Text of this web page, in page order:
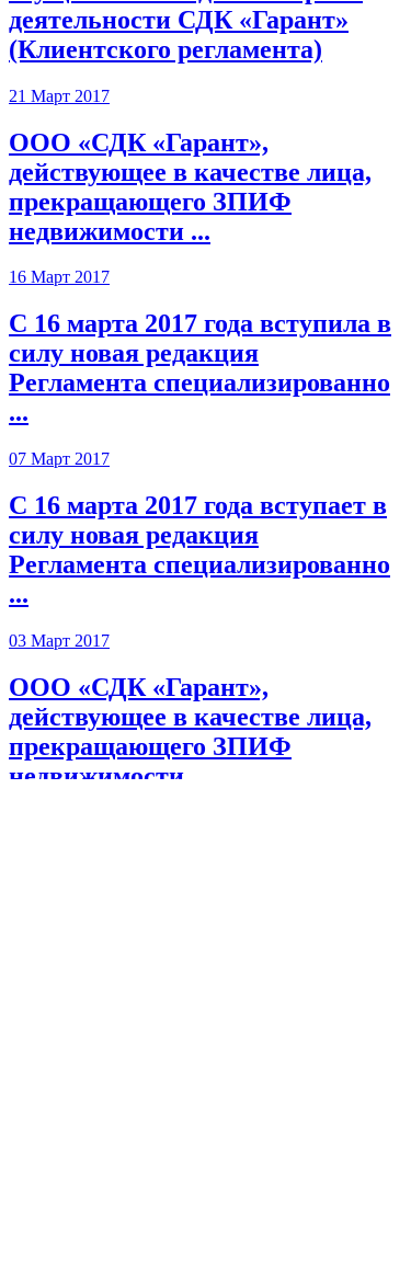
деятельности СДК «Гарант»
(Клиентского регламента)
21 Март 2017
ООО «СДК «Гарант»,
действующее в качестве лица,
прекращающего ЗПИФ
недвижимости ...
16 Март 2017
С 16 марта 2017 года вступила в
силу новая редакция
Регламента специализированно
...
07 Март 2017
С 16 марта 2017 года вступает в
силу новая редакция
Регламента специализированно
...
03 Март 2017
ООО «СДК «Гарант»,
действующее в качестве лица,
прекращающего ЗПИФ
недвижимости ...